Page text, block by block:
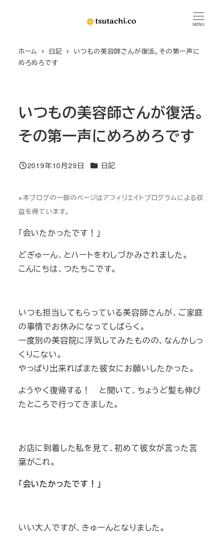
MENU
ホーム 日記
いつもの美容師さんが復活。その第一声に
めろめろです
いつもの美容師さんが復活。
その第一声にめろめろです
投稿日
2019年10月29日 カテゴリー
日記
※本ブログの一部のページはアフィリエイトプログラムによる収
益を得ています。
「会いたかったです！」
どぎゅーん、とハートをわしづかみされました。
こんにちは、つたちこです。
いつも担当してもらっている美容師さんが、ご家庭
の事情でお休みになってしばらく。
一度別の美容院に浮気してみたものの、なんかしっ
くりこない。
やっぱり出来ればまた彼女にお願いしたかった。
ようやく復帰する！ と聞いて、ちょうど髪も伸び
たところで行ってきました。
お店に到着した私を見て、初めて彼女が言った言
葉がこれ。
「会いたかったです！」
いい大人ですが、きゅーんとなりました。